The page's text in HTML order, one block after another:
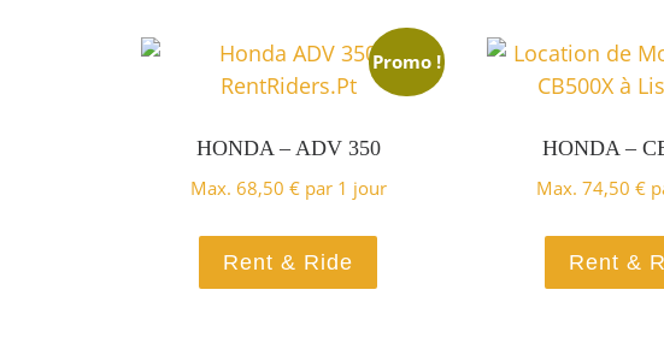
Promo !
HONDA – ADV 350
Max. 68,50 €par 1 jour
Rent & Ride
HONDA –
Max. 74,50 €
Rent &